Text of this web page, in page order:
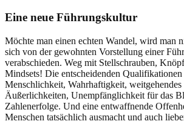
Eine neue Führungskultur
Möchte man einen echten Wandel, wird man
sich von der gewohnten Vorstellung einer
verabschieden. Weg mit Stellschrauben,
Mindsets! Die entscheidenden Qualifikationen
Menschlichkeit, Wahrhaftigkeit, weitgehendes
Äußerlichkeiten, Unempfänglichkeit für das
Zahlenerfolge. Und eine entwaffnende
Menschen tatsächlich ausmacht und auch